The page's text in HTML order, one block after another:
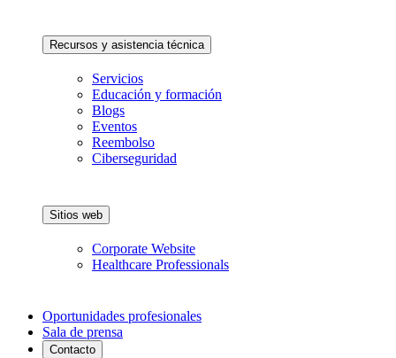
Recursos y asistencia técnica
Servicios
Educación y formación
Blogs
Eventos
Reembolso
Ciberseguridad
Sitios web
Corporate Website
Healthcare Professionals
Oportunidades profesionales
Sala de prensa
Contacto